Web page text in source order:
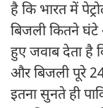
है कि भारत में
बिजली कितने
हुए जवाब देता है
और बिजली पूरे
इतना सुनते ही